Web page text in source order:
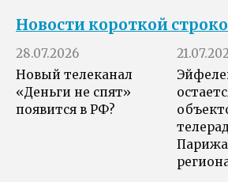
Новости короткой
28.07.2026
Новый телеканал
«Деньги не спят»
появится в РФ?
Парижа